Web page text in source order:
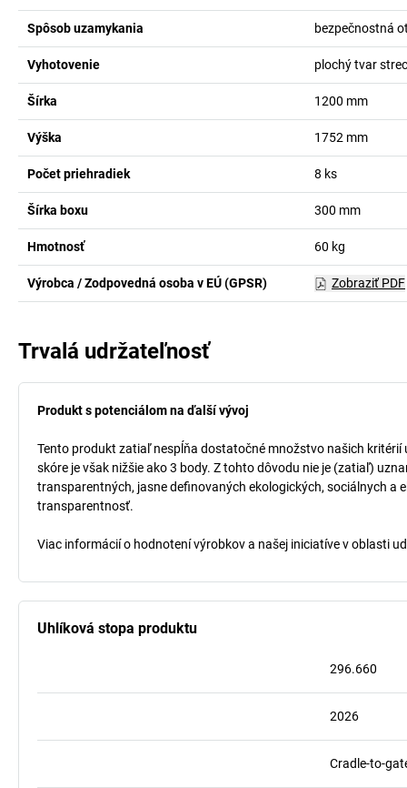
Spôsob uzamykania bezpečnostná
Vyhotovenie plochý tvar
Šírka 1200 mm
Výška 1752 mm
Počet priehradiek 8 ks
Šírka boxu 300 mm
Hmotnosť 60 kg
Výrobca / Zodpovedná osoba v EÚ (GPSR) Zobraziť PDF
Trvalá udržateľnosť
Produkt s potenciálom na ďalší vývoj
Tento produkt zatiaľ nespĺňa dostatočné množstvo našich
skóre je však nižšie ako 3 body. Z tohto dôvodu nie je (zatiaľ)
transparentných, jasne definovaných ekologických, sociálnych
transparentnosť.
Viac informácií o hodnotení výrobkov a našej iniciatíve v oblasti
Uhlíková stopa produktu
296.660
2026
Cradle-to-